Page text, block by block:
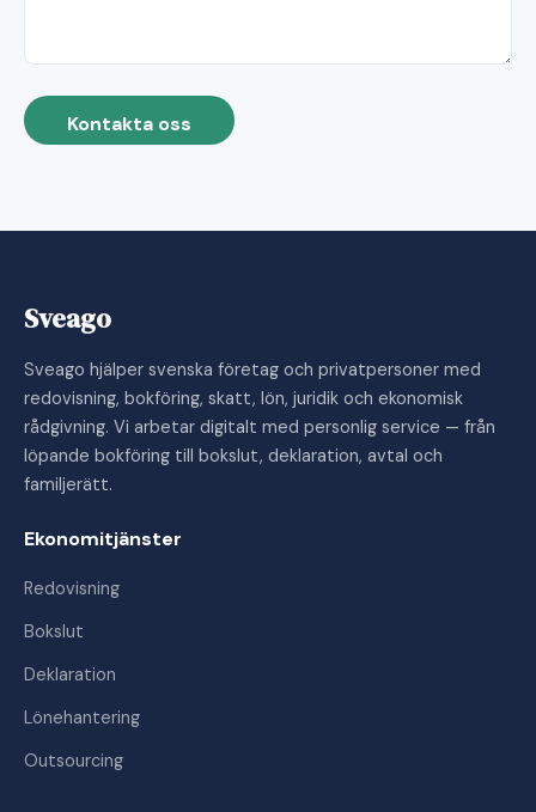
Kontakta oss
Sveago
Sveago hjälper svenska företag och privatpersoner med
redovisning, bokföring, skatt, lön, juridik och ekonomisk
rådgivning. Vi arbetar digitalt med personlig service — från
löpande bokföring till bokslut, deklaration, avtal och
familjerätt.
Ekonomitjänster
Redovisning
Bokslut
Deklaration
Lönehantering
Outsourcing